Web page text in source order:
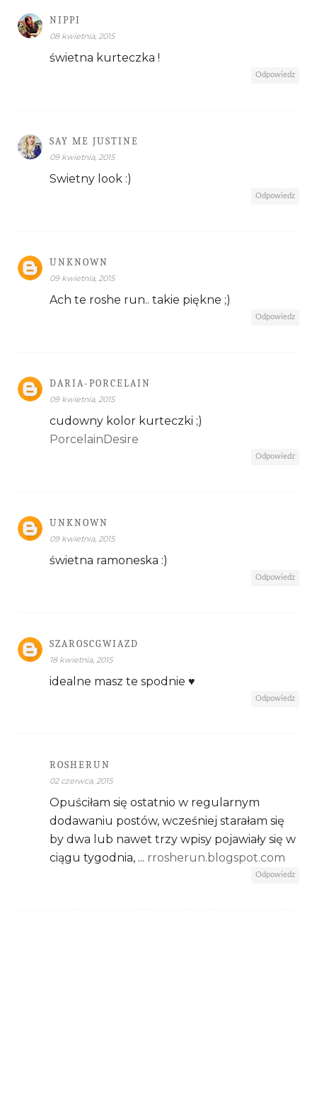
NIPPI
08 kwietnia, 2015
świetna kurteczka !
Odpowiedz
SAY ME JUSTINE
09 kwietnia, 2015
Swietny look :)
Odpowiedz
UNKNOWN
09 kwietnia, 2015
Ach te roshe run.. takie piękne ;)
Odpowiedz
DARIA-PORCELAIN
09 kwietnia, 2015
cudowny kolor kurteczki ;)
PorcelainDesire
Odpowiedz
UNKNOWN
09 kwietnia, 2015
świetna ramoneska :)
Odpowiedz
SZAROSCGWIAZD
18 kwietnia, 2015
idealne masz te spodnie ♥
Odpowiedz
ROSHERUN
02 czerwca, 2015
Opuściłam się ostatnio w regularnym
dodawaniu postów, wcześniej starałam się
by dwa lub nawet trzy wpisy pojawiały się w
ciągu tygodnia, ... rrosherun.blogspot.com
Odpowiedz